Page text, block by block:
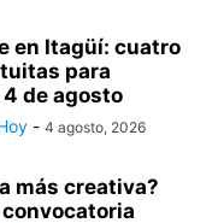
en Itagüí: cuatro
para
de agosto
- 4 agosto, 2026
más creativa?